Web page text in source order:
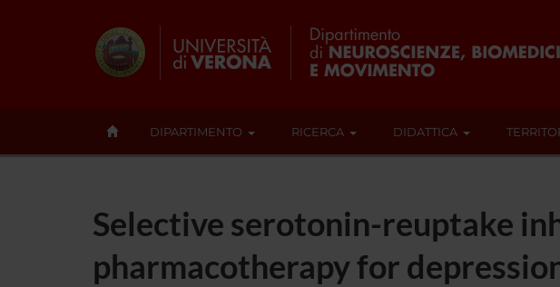
DIPARTIMENTO RICERCA DIDATTICA
Selective serotonin-reuptake
pharmacotherapy for